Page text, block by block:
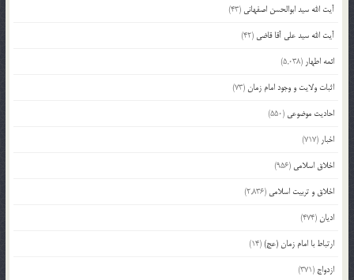
آیت الله سید ابوالحسن اصفهانی (43)
آیت الله سید علی آقا قاضی (42)
ائمه اطهار (5,038)
اثبات ولایت و وجود امام زمان(73)
احادیث موضوعی (550)
اخبار (717)
اخلاق اسلامی (956)
اخلاق و تربیت اسلامی (2,836)
ادیان(474)
ارتباط با امام زمان (عج)(14)
ازدواج (371)